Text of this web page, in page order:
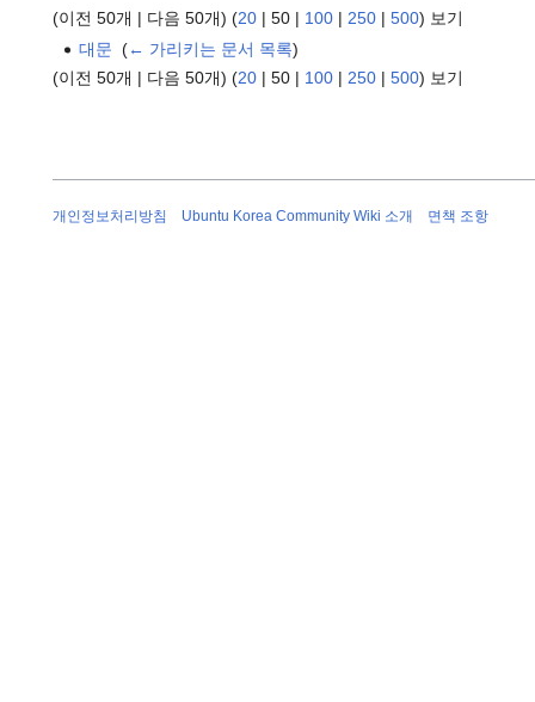
(이전 50개 | 다음 50개) (20 | 50 | 100 | 250 | 500) 보기
대문 ‎(← 가리키는 문서 목록)
(이전 50개 | 다음 50개) (20 | 50 | 100 | 250 | 500) 보기
개인정보처리방침 Ubuntu Korea Community Wiki 소개 면책 조항